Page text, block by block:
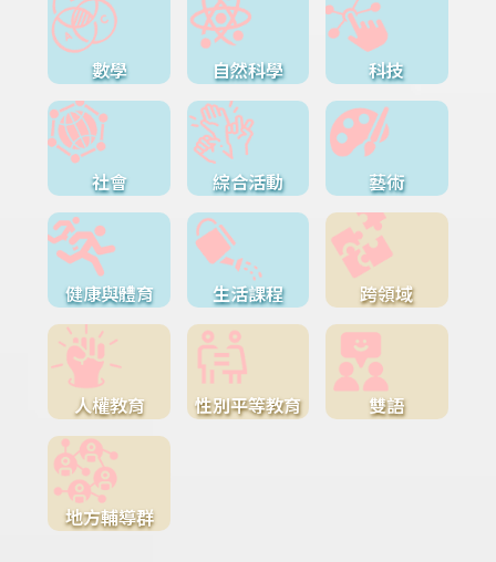
數學 自然科學 科技
社會 綜合活動 藝術
健康與體育 生活課程 跨領域
人權教育 性別平等教育 雙語
地方輔導群